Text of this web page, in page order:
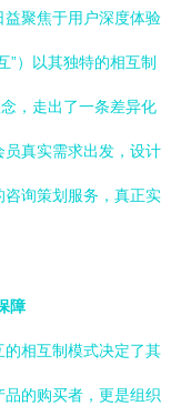
聚焦于用户深度体验
”）以其独特的相互制
，走出了一条差异化
真实需求出发，设计
询策划服务，真正实
障
相互制模式决定了其
的购买者，更是组织